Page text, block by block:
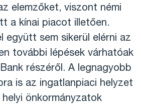
elemzőket, viszont némi
a kínai piacot illetően.
együtt sem sikerül elérni az
további lépések várhatóak
részéről. A legnagyobb
is az ingatlanpiaci helyzet
helyi önkormányzatok